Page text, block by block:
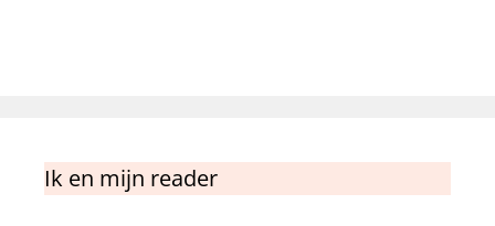
Ik en mijn reader